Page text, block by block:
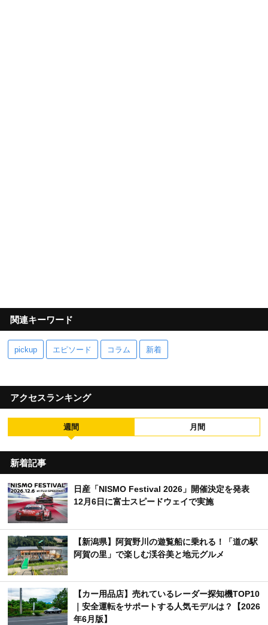
関連キーワード
pickup エピソード コラム 新着
アクセスランキング
週間 月間
新着記事
日産「NISMO Festival 2026」開催決定を発表
12月6日に富士スピードウェイで実施
【新潟県】阿賀野川の遊覧船に乗れる！「道の駅
阿賀の里」で楽しむ渓谷美と地元グルメ
【カー用品店】売れているレーダー探知機TOP10
｜安全運転をサポートする人気モデルは？【2026
年6月版】